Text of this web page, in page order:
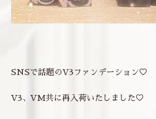
SNSで話題のV3ファンデーション♡
V3、VM共に再入荷いたしました♡